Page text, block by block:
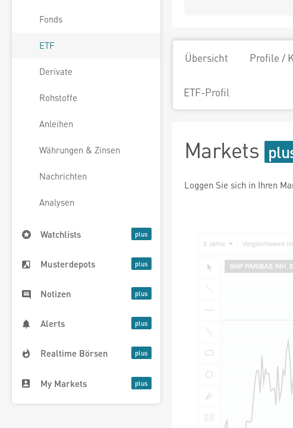
Fonds
ETF
Derivate
Rohstoffe
Anleihen
Währungen & Zinsen
Nachrichten
Analysen
Watchlists
Musterdepots
Notizen
Alerts
Realtime Börsen
My Markets
Übersicht Profile /
ETF-Profil
Markets
Loggen Sie sich in Ihren